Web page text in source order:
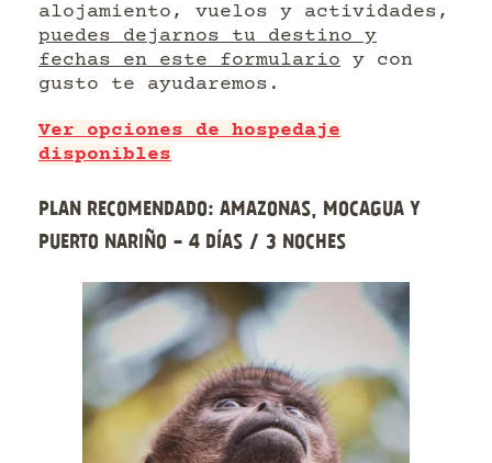
alojamiento, vuelos y actividades,
puedes dejarnos tu destino y
fechas en este formulario y con
gusto te ayudaremos.
Ver opciones de hospedaje
disponibles
Plan recomendado: Amazonas, Mocagua y
Puerto Nariño - 4 días / 3 noches